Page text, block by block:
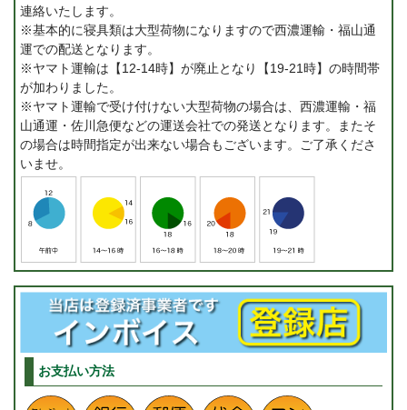
連絡いたします。
※基本的に寝具類は大型荷物になりますので西濃運輸・福山通
運での配送となります。
※ヤマト運輸は【12-14時】が廃止となり【19-21時】の時間帯
が加わりました。
※ヤマト運輸で受け付けない大型荷物の場合は、西濃運輸・福
山通運・佐川急便などの運送会社での発送となります。またそ
の場合は時間指定が出来ない場合もございます。ご了承くださ
いませ。
お支払い方法